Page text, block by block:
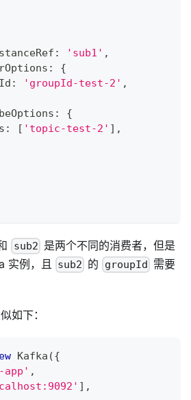
: 'sub1' ,
:
{
: 'groupId-test-2' ,
:
{
: [ 'topic-test-2' ] ,
sub2 是两个不同的消费者，但是
实例，且
sub2 的 groupId 需要
如下：
Kafka ({
app' ,
] ,